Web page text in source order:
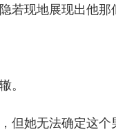
现地展现出他那
。
她无法确定这个